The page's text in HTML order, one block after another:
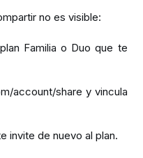
no es visible:
Familia o Duo que te
account/share y vincula
invite de nuevo al plan.